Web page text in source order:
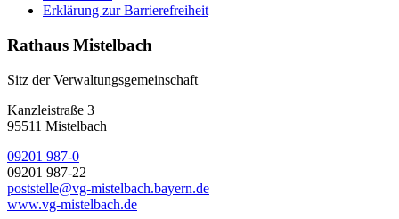
Erklärung zur Barrierefreiheit
Rathaus Mistelbach
Sitz der Verwaltungsgemeinschaft
Kanzleistraße 3
95511 Mistelbach
09201 987-0
09201 987-22
poststelle@vg-mistelbach.bayern.de
www.vg-mistelbach.de